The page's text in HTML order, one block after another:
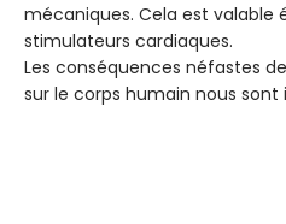
mécaniques. Cela est valable
stimulateurs cardiaques.
Les conséquences néfastes
sur le corps humain nous sont